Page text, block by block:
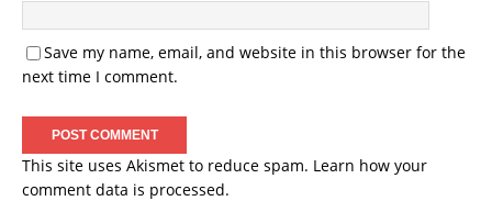
Save my name, email, and website in this browser for the
next time I comment.
This site uses Akismet to reduce spam. Learn how your
comment data is processed.